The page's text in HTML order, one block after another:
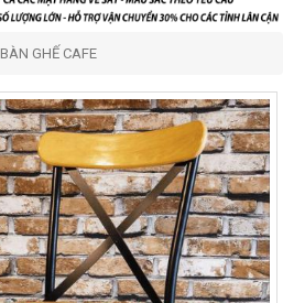
BÀN GHẾ CAFE